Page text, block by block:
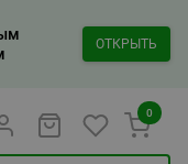
ОТКРЫТЬ
0